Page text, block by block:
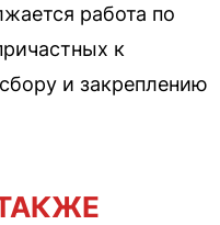
работа по
к
и закреплению